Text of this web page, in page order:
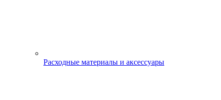
Расходные материалы и аксессуары